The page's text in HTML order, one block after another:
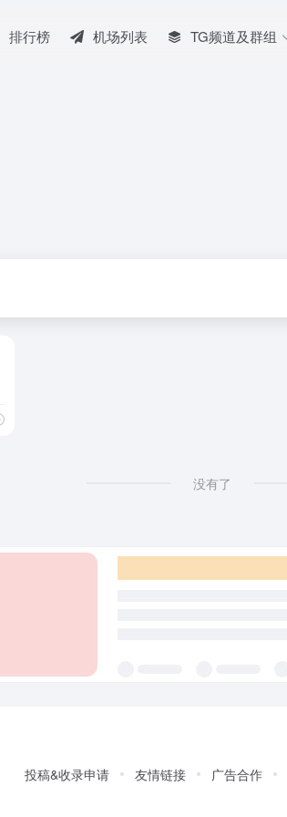
排行榜 机场列表 TG频道及群组
没有了
投稿&收录申请 友情链接 广告合作